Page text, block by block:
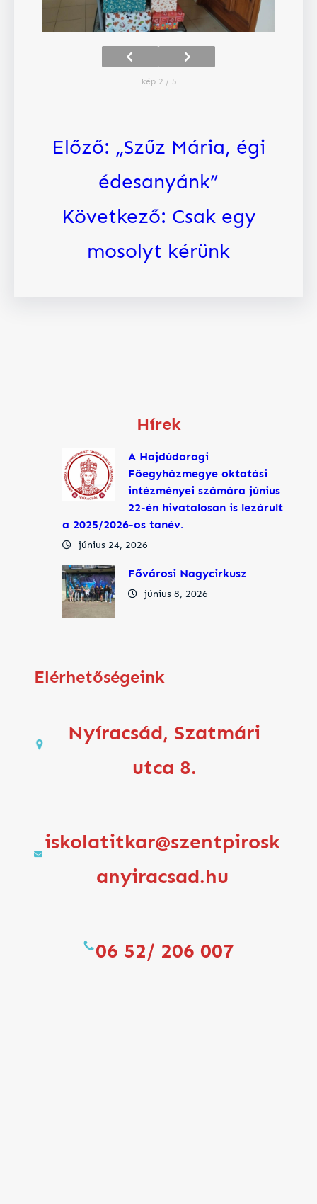
kép 2 / 5
Előző: „Szűz Mária, égi
édesanyánk”
Következő: Csak egy
mosolyt kérünk
Hírek
A Hajdúdorogi
Főegyházmegye oktatási
intézményei számára június
22-én hivatalosan is lezárult
a 2025/2026-os tanév.
június 24, 2026
Fővárosi Nagycirkusz
június 8, 2026
Elérhetőségeink
Nyíracsád, Szatmári
utca 8.
iskolatitkar@szentpirosk
anyiracsad.hu
06 52/ 206 007